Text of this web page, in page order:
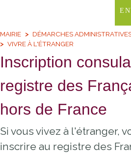
MAIRIE DÉMARCHES
VIVRE À L'ÉTRANGER
Inscription
registre des
hors de France
Si vous vivez à l'étranger,
inscrire au registre des